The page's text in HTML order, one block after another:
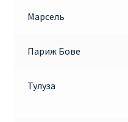
Марсель
Париж Бове
Тулуза